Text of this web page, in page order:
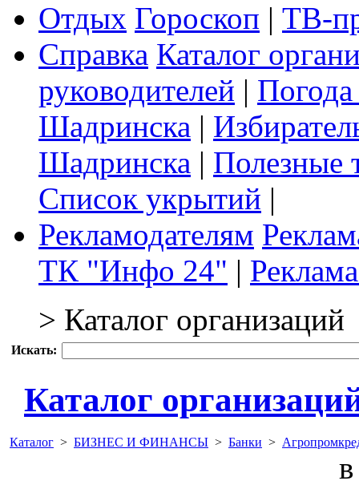
Отдых Гороскоп | ТВ-
Справка Каталог
руководителей |
Шадринска |
Шадринска | Полезные
Список укрытий |
Рекламодателям
ТК "Инфо 24" |
> Каталог организаций
Искать:
Каталог
Каталог > БИЗНЕС И ФИНАНСЫ > Банки >